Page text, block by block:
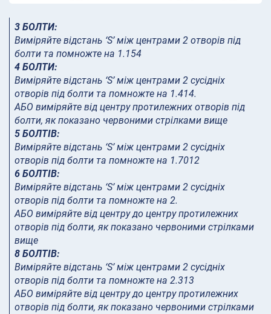
3 БОЛТИ:
Виміряйте відстань ‘S’ між центрами 2 отворів під
болти та помножте на 1.154
4 БОЛТИ:
Виміряйте відстань ‘S’ між центрами 2 сусідніх
отворів під болти та помножте на 1.414.
АБО виміряйте від центру протилежних отворів під
болти, як показано червоними стрілками вище
5 БОЛТІВ:
Виміряйте відстань ‘S’ між центрами 2 сусідніх
отворів під болти та помножте на 1.7012
6 БОЛТІВ:
Виміряйте відстань ‘S’ між центрами 2 сусідніх
отворів під болти та помножте на 2.
АБО виміряйте від центру до центру протилежних
отворів під болти, як показано червоними стрілками
вище
8 БОЛТІВ:
Виміряйте відстань ‘S’ між центрами 2 сусідніх
отворів під болти та помножте на 2.313
АБО виміряйте від центру до центру протилежних
отворів під болти, як показано червоними стрілками